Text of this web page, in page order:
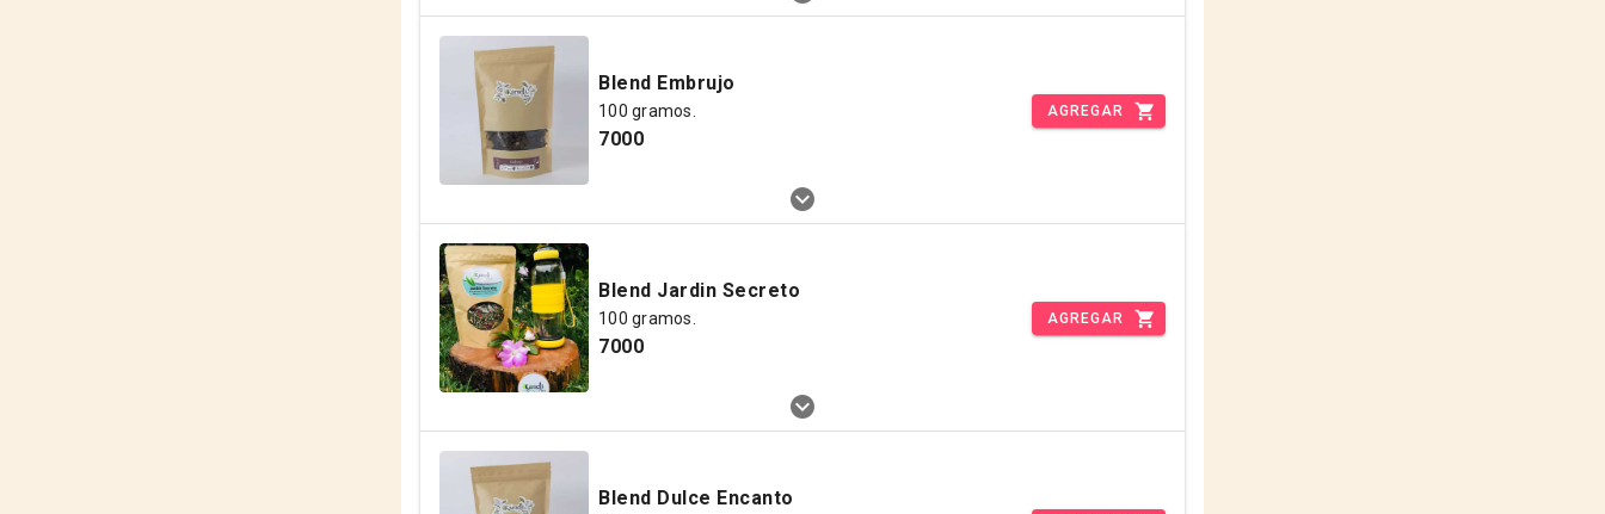
Blend Embrujo
100 gramos.
7000
AGREGAR
Blend Jardin Secreto
100 gramos.
7000
AGREGAR
Blend Dulce Encanto